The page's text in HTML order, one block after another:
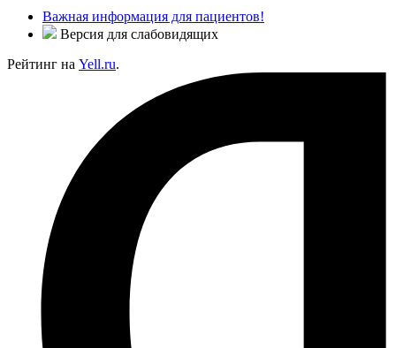
Важная информация для пациентов!
Версия для слабовидящих
Рейтинг на Yell.ru.